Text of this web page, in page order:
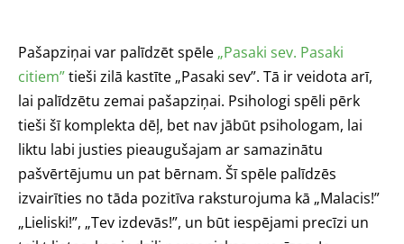
Pašapziņai var palīdzēt spēle „Pasaki sev. Pasaki
citiem”tieši zilā kastīte „Pasaki sev”. Tā ir veidota arī,
lai palīdzētu zemai pašapziņai. Psihologi spēli pērk
tieši šī komplekta dēļ, bet nav jābūt psihologam, lai
liktu labi justies pieaugušajam ar samazinātu
pašvērtējumu un pat bērnam. Šī spēle palīdzēs
izvairīties no tāda pozitīva raksturojuma kā „Malacis!”
„Lieliski!”, „Tev izdevās!”, un būt iespējami precīzi un